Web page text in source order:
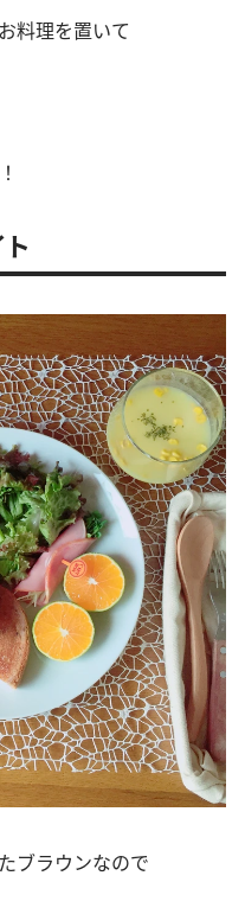
料理を置いて
ブラウンなので